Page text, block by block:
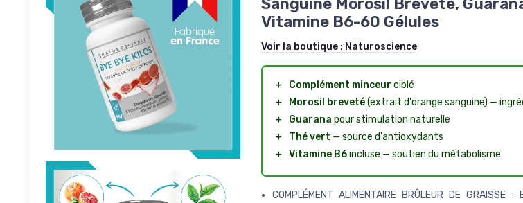
Sanguine Morosil Breveté,
Vitamine B6-60 Gélules
Voir la boutique : Naturoscience
＋ Complément minceur ciblé
＋
Morosil breveté(extrait d'orange sanguine) —
＋
Guarana pour stimulation naturelle
＋
Thé vert — source d'antioxydants
＋ Vitamine B6incluse — soutien du métabolisme
COMPLÉMENT ALIMENTAIRE BRÛLEUR DE